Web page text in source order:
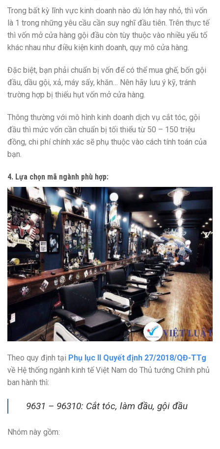
Trong bất kỳ lĩnh vực kinh doanh nào dù lớn hay nhỏ, thì vốn
là 1 trong những yêu cầu cần suy nghĩ đầu tiên. Trên thực tế
thì vốn mở cửa hàng gội đầu còn tùy thuộc vào nhiều yếu tố
khác nhau như điều kiện kinh doanh, quy mô cửa hàng.
Đặc biệt, bạn phải chuẩn bị vốn để có thể mua ghế, bốn gội
đầu, dầu gội, xả, máy sấy, khăn… Nên hãy lưu ý kỹ, tránh
trường hợp bị thiếu hụt vốn mở cửa hàng.
Thông thường với mô hình kinh doanh dịch vụ cắt tóc, gội
đầu thì mức vốn cần chuẩn bị tối thiểu từ 50 – 150 triệu
đồng, chi phí chính xác sẽ phụ thuộc vào cách tính toán của
bạn.
4. Lựa chọn mã ngành phù hợp:
Theo quy định tại Phụ lục II Quyết định 27/2018/QĐ-TTg
về Hệ thống ngành kinh tế Việt Nam do Thủ tướng Chính phủ
ban hành thì:
9631 – 96310: Cắt tóc, làm đầu, gội đầu
Nhóm này gồm: